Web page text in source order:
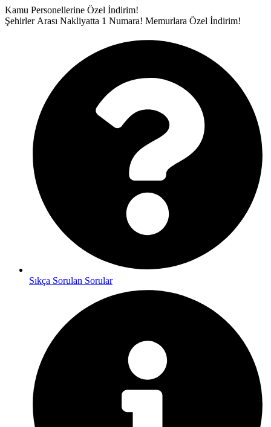
İçeriğe
atla
Kamu Personellerine Özel İndirim!
Şehirler Arası Nakliyatta 1 Numara! Memurlara Özel İndirim!
Sıkça Sorulan Sorular